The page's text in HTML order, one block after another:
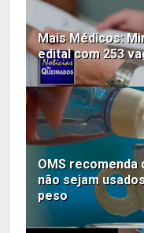
Mais Médicos:
edital com 253
OMS recomenda
não sejam
peso